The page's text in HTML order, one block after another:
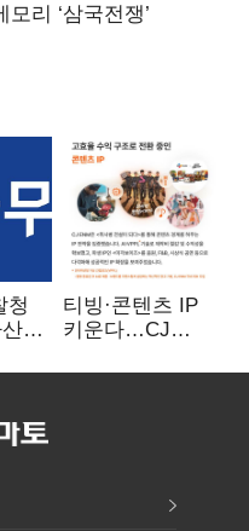
리 ‘삼국전쟁’
청
티빙·콘텐츠 IP
키운다…CJ
글로벌 확장 가속